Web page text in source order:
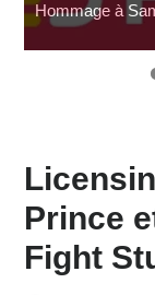
Hommage à
Prince
Fight